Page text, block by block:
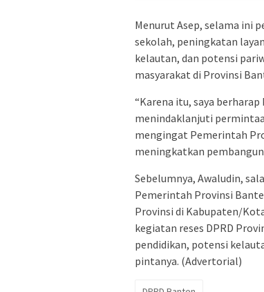
Menurut Asep, selama ini
sekolah, peningkatan
kelautan, dan potensi
masyarakat di Provinsi
“Karena itu, saya
menindaklanjuti
mengingat Pemerintah
meningkatkan
Sebelumnya, Awaludin,
Pemerintah Provinsi
Provinsi di Kabupaten/
kegiatan reses DPRD
pendidikan, potensi
pintanya. (Advertorial)